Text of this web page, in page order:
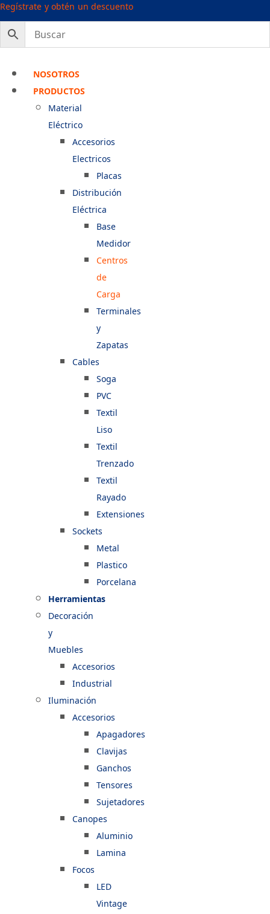
Ir
al
contenido
Regístrate y obtén un descuento
NOSOTROS
PRODUCTOS
Material
Eléctrico
Accesorios
Electricos
Placas
Distribución
Eléctrica
Base
Medidor
Centros
de
Carga
Terminales
y
Zapatas
Cables
Soga
PVC
Textil
Liso
Textil
Trenzado
Textil
Rayado
Extensiones
Sockets
Metal
Plastico
Porcelana
Herramientas
Decoración
y
Muebles
Accesorios
Industrial
Iluminación
Accesorios
Apagadores
Clavijas
Ganchos
Tensores
Sujetadores
Canopes
Aluminio
Lamina
Focos
LED
Vintage